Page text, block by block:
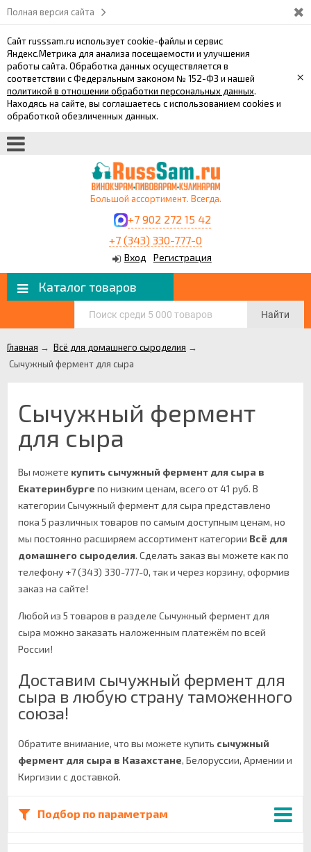
Полная версия сайта
Сайт russsam.ru использует cookie-файлы и сервис
Яндекс.Метрика для анализа посещаемости и улучшения
работы сайта. Обработка данных осуществляется в
соответствии с Федеральным законом № 152-ФЗ и нашей
политикой в отношении обработки персональных данных.
Находясь на сайте, вы соглашаетесь с использованием cookies и
обработкой обезличенных данных.
×
Большой ассортимент. Всегда.
+7 902 272 15 42
+7 (343) 330-777-0
Вход Регистрация
Каталог товаров
Найти
Главная → Всё для домашнего сыроделия →
Сычужный фермент для сыра
Сычужный фермент
для сыра
Вы можете купить сычужный фермент для сыра в
Екатеринбурге по низким ценам, всего от 41 руб. В
категории Сычужный фермент для сыра представлено
пока 5 различных товаров по самым доступным ценам, но
мы постоянно расширяем ассортимент категории Всё для
домашнего сыроделия. Сделать заказ вы можете как по
телефону +7 (343) 330-777-0, так и через корзину, оформив
заказ на сайте!
Любой из 5 товаров в разделе Сычужный фермент для
сыра можно заказать наложенным платежём по всей
России!
Доставим сычужный фермент для
сыра в любую страну таможенного
союза!
Обратите внимание, что вы можете купить сычужный
фермент для сыра в Казахстане, Белоруссии, Армении и
Киргизии с доставкой.
Подбор по параметрам